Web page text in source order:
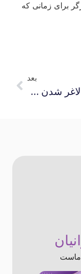
برای زمانی که
بعد
۶ علت لاغر شدن صورت و راه حل درمان آن
ماست